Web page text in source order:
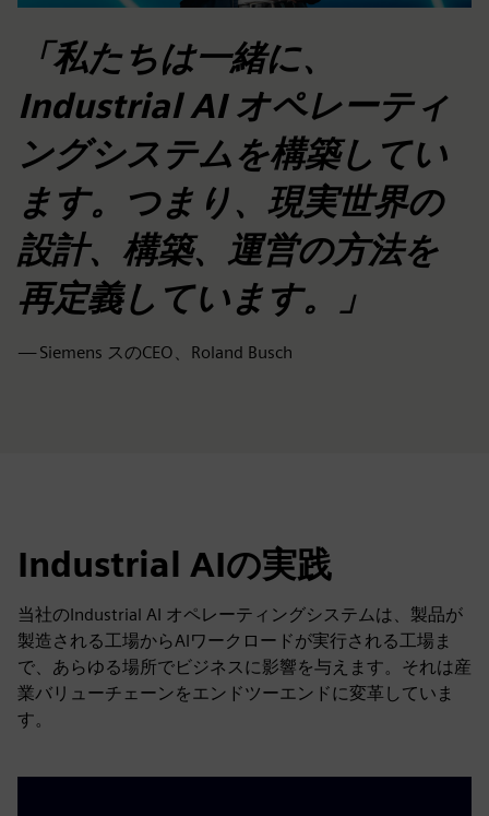
「私たちは一緒に、
Industrial AI オペレーティ
ングシステムを構築してい
ます。つまり、現実世界の
設計、構築、運営の方法を
再定義しています。」
—Siemens スのCEO、Roland Busch
Industrial AIの実践
当社のIndustrial AI オペレーティングシステムは、製品が
製造される工場からAIワークロードが実行される工場ま
で、あらゆる場所でビジネスに影響を与えます。それは産
業バリューチェーンをエンドツーエンドに変革していま
す。